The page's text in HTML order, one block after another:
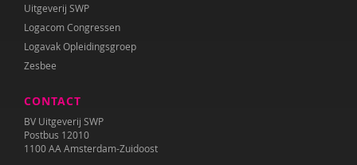
Miriam Barendregt
Ana del Barrio Saiz
Rina Bartels
Zeina Bassa
Daniëlla Bastin
Uitgeverij SWP
Logacom Congressen
Logavak Opleidingsgroep
Zesbee
CONTACT
BV Uitgeverij SWP
Postbus 12010
1100 AA Amsterdam-Zuidoost